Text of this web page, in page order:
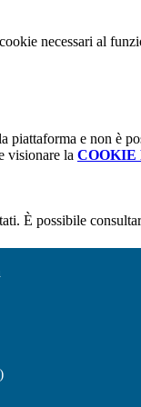
necessari al
piattaforma e non è
visionare la COOKIE
È possibile